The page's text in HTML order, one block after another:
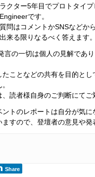
ラクター5年目でプロトタイ
Engineerです。
質問はコメントかSNSなどか
出来る限りなるべく答えます。
言の一切は個人の見解であ
たことなどの共有を目的と
読者様自身のご判断にてご
ントのレポートは自分が気
すので、登壇者の意見や発
Share